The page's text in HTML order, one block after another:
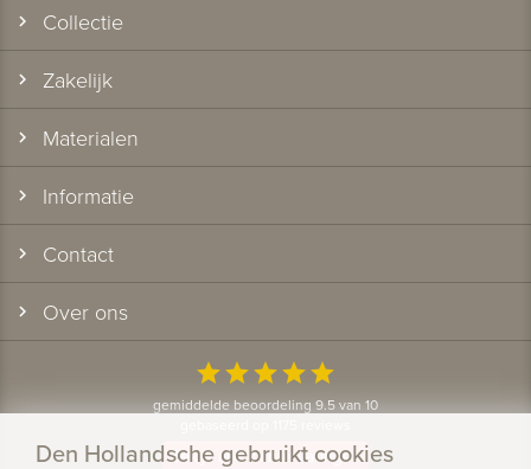
Collectie
Zakelijk
Materialen
Informatie
Contact
Over ons
starstarstarstarstar
gemiddelde beoordeling 9.5 van 10
Bekijk alle klantervaringen
Den Hollandsche gebruikt cookies